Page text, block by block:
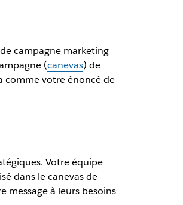
campagne marketing
(canevas) de
comme votre énoncé de
Votre équipe
dans le canevas de
à leurs besoins